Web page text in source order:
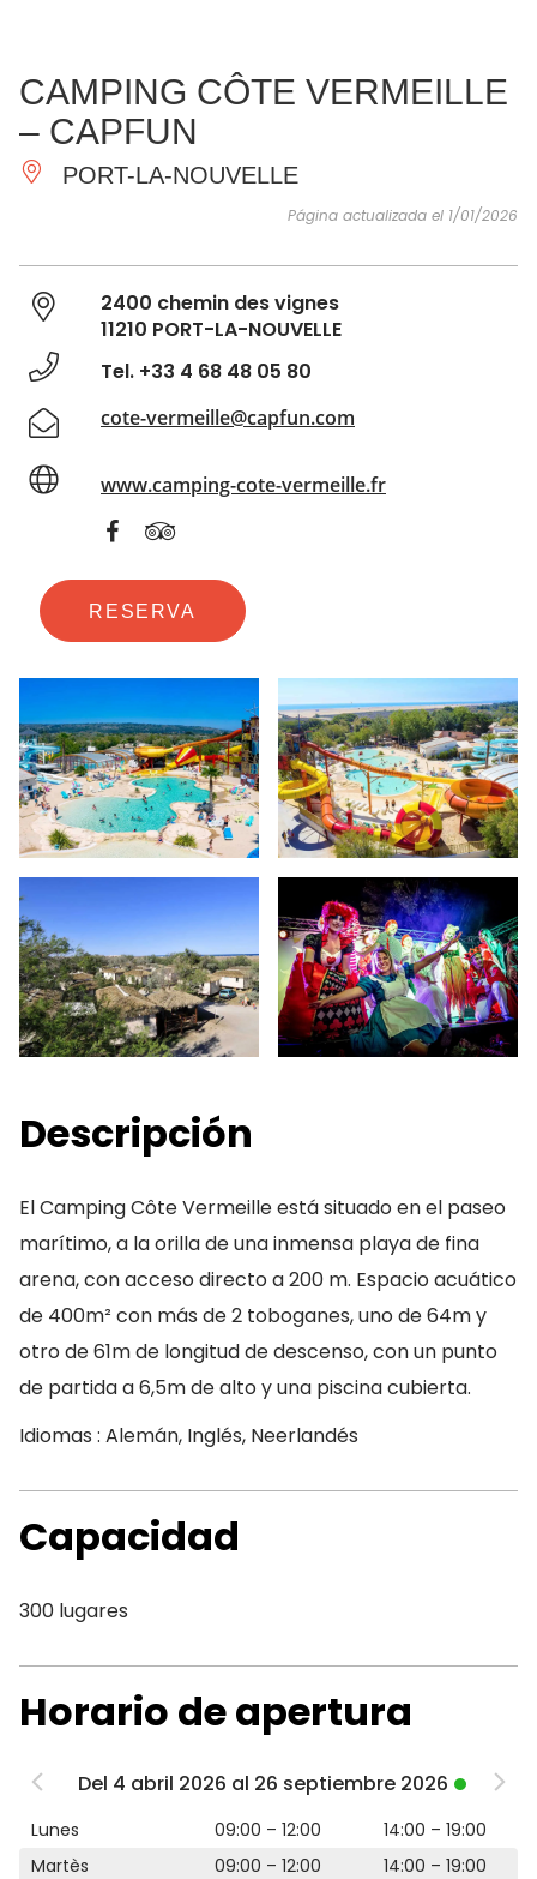
IMPRESCINDIBLES
HACER
INSPIRACIONES
CAMPING CÔTE VERMEILLE
– CAPFUN
PORT-LA-NOUVELLE
Página actualizada el 1/01/2026
2400 chemin des vignes
11210 PORT-LA-NOUVELLE
Tel. +33 4 68 48 05 80
cote-vermeille@capfun.com
www.camping-cote-vermeille.fr
RESERVA
Descripción
El Camping Côte Vermeille está situado en el paseo
marítimo, a la orilla de una inmensa playa de fina
arena, con acceso directo a 200 m. Espacio acuático
de 400m² con más de 2 toboganes, uno de 64m y
otro de 61m de longitud de descenso, con un punto
de partida a 6,5m de alto y una piscina cubierta.
Idiomas : Alemán, Inglés, Neerlandés
Capacidad
300 lugares
Horario de apertura
Del 4 abril 2026 al 26 septiembre 2026
Lunes 09:00 – 12:00
14:00 – 19:00
Martès
09:00 – 12:00
14:00 – 19:00